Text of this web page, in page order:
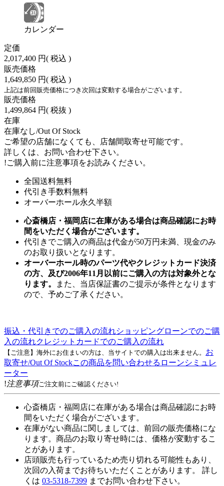
カレンダー
定価
2,017,400 円( 税込 )
販売価格
1,649,850 円( 税込 )
上記は前回販売価格につき次回は変動する場合がございます。
販売価格
1,499,864 円( 税抜 )
在庫
在庫なし/Out Of Stock
ご希望の店舗になくても、店舗間取寄せ可能です。
詳しくは、お問い合わせ下さい。
!ご購入前に注意事項をお読みください。
全国送料無料
代引き手数料無料
オーバーホール永久半額
心斎橋店・福岡店に在庫がある場合は商品確認にお時
間をいただく場合がございます。
代引きでご購入の商品は代金が50万円未満、現金のみ
のお取り扱いとなります。
オーバーホール時のパーツ代やクレジットカード決済
の方、及び2006年11月以前にご購入の方は対象外とな
ります。
また、当店保証書のご提示が条件となります
ので、予めご了承ください。
振込・代引きでのご購入の流れショッピングローンでのご購
入の流れクレジットカードでのご購入の流れ
【ご注意】海外にお住まいの方は、当サイトでの購入は出来ません。 お
取寄せ/Out Of Stockこの商品を問い合わせる ローンシミュレ
ーター
!注意事項ご注文前にご確認ください!
心斎橋店・福岡店に在庫がある場合は商品確認にお時
間をいただく場合がございます。
在庫がない商品に関しましては、前回の販売価格にな
ります。商品のお取り寄せ時には、価格が変動するこ
とがあります。
店頭販売も行っているため売り切れる可能性もあり、
次回の入荷までお待ちいただくことがあります。 詳し
くは 03-5318-7399 までお問い合わせ下さい。